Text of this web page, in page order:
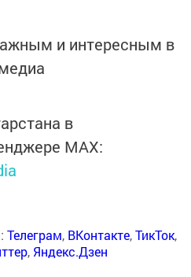
и интересным в
в
MАХ:
Телеграм, ВКонтакте,ТикТок,
, Яндекс.Дзен